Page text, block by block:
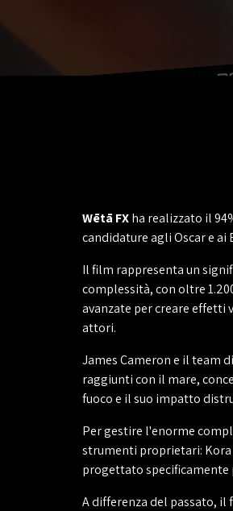
Wētā FXha realizzato il
candidature agli Oscar e
Il film rappresenta un
complessità, con oltre
avanzate per creare
attori.
James Cameron e il team
raggiunti con il mare,
fuoco e il suo impatto
Per gestire l'enorme
strumenti proprietari: Kora
progettato specificamente
A differenza del passato, il